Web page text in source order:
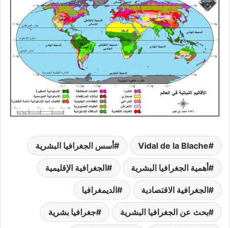
Vidal de la Blache أسس الجغرافيا البشرية
أهمية الجغرافيا البشرية الجغرافية الإقليمية
الجغرافية الاقتصادية الديمغرافيا
بحث عن الجغرافيا البشرية جغرافيا بشرية